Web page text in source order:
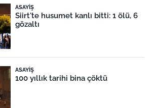
ASAYIŞ
Siirt'te husumet kanlı bitti: 1 ölü, 6
gözaltı
ASAYIŞ
100 yıllık tarihi bina çöktü